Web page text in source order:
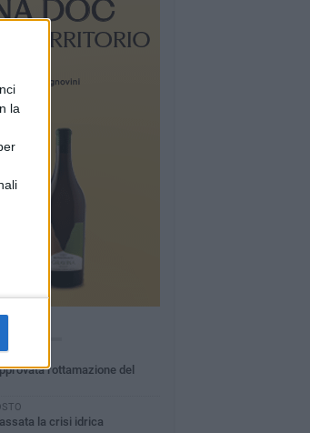
la
rottamazione del
la crisi idrica